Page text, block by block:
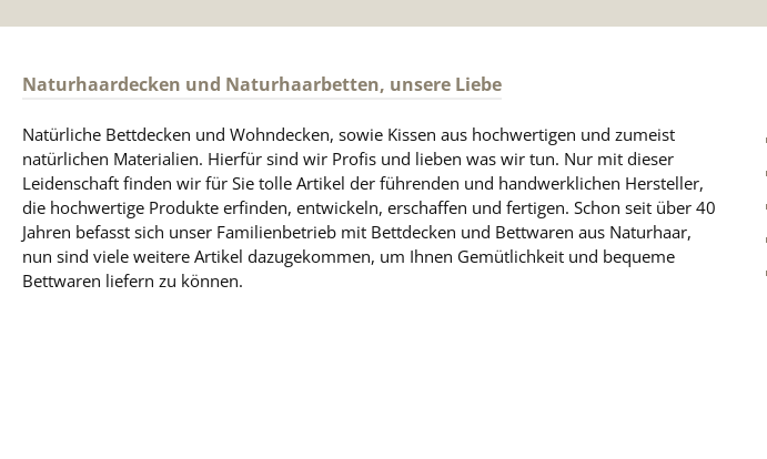
Naturhaardecken und Naturhaarbetten, unsere Liebe
Natürliche Bettdecken und Wohndecken, sowie Kissen aus hochwertigen und zumeist
natürlichen Materialien. Hierfür sind wir Profis und lieben was wir tun. Nur mit dieser
Leidenschaft finden wir für Sie tolle Artikel der führenden und handwerklichen Hersteller,
die hochwertige Produkte erfinden, entwickeln, erschaffen und fertigen. Schon seit über 40
Jahren befasst sich unser Familienbetrieb mit Bettdecken und Bettwaren aus Naturhaar,
nun sind viele weitere Artikel dazugekommen, um Ihnen Gemütlichkeit und bequeme
Bettwaren liefern zu können.